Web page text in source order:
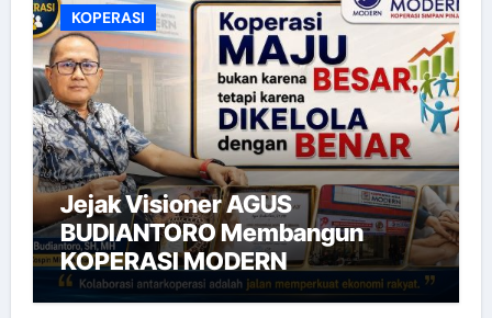
KOPERASI
Jejak Visioner AGUS
BUDIANTORO Membangun
KOPERASI MODERN